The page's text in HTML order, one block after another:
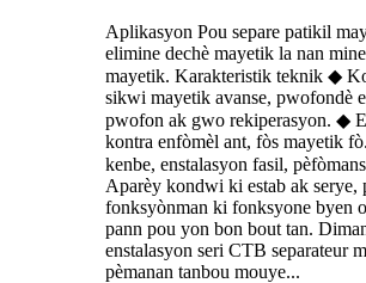
Aplikasyon Pou separe patikil
elimine dechè mayetik la nan
mayetik. Karakteristik teknik ◆
sikwi mayetik avanse, pwofondè
pwofon ak gwo rekiperasyon. ◆
kontra enfòmèl ant, fòs mayetik
kenbe, enstalasyon fasil,
Aparèy kondwi ki estab ak serye,
fonksyònman ki fonksyone byen
pann pou yon bon bout tan.
enstalasyon seri CTB separateur
pèmanan tanbou mouye...